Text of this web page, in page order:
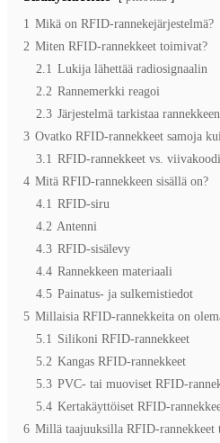
1 Mikä on RFID-rannekejärjestelmä?
2 Miten RFID-rannekkeet toimivat?
2.1 Lukija lähettää radiosignaalin
2.2 Rannemerkki reagoi
2.3 Järjestelmä tarkistaa
3 Ovatko RFID-rannekkeet samoja
3.1 RFID-rannekkeet vs.
4 Mitä RFID-rannekkeen sisällä on?
4.1 RFID-siru
4.2 Antenni
4.3 RFID-sisälevy
4.4 Rannekkeen materiaali
4.5 Painatus- ja sulkemistiedot
5 Millaisia RFID-rannekkeita on
5.1 Silikoni RFID-rannekkeet
5.2 Kangas RFID-rannekkeet
5.3 PVC- tai muoviset RFID-
5.4 Kertakäyttöiset RFID-
6 Millä taajuuksilla RFID-rannekkeet